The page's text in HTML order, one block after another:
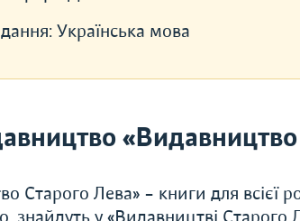
Українська мова
Старого Лева» – книги для всієї